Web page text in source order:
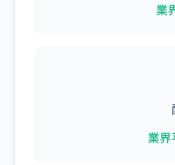
業
業界